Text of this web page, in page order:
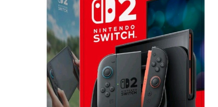
【艦これ】E5-4をウイニングランって言ったやつ誰や
【画像】ハンターハンターの人気キャラ3人、メイドフィギ
ュアになってしまうｗｗｗ
【ウマ娘】セイちゃんの攻撃力を見よ！！！
【ミリマス】6年後のアイドル達はどんな感じになってるん
【FF16】 「ファイナルファンタジー16」発売日が6/22に決
定＆最新PV公開！思ったより発売早い…もう半年後か！